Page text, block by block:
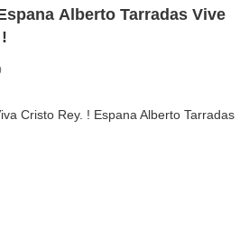
Alberto Tarradas Vive